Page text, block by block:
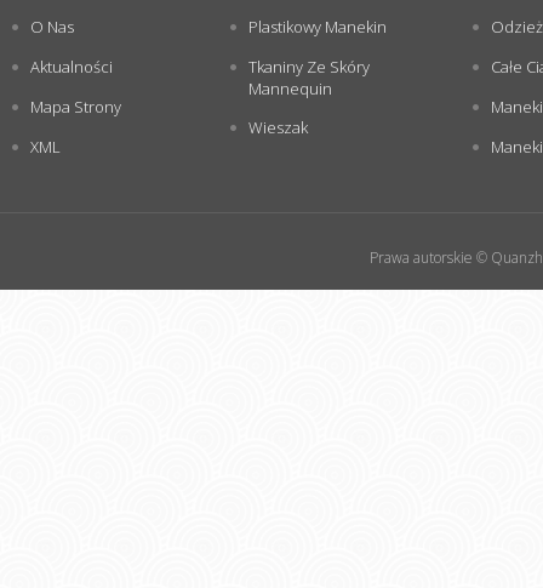
O Nas
Aktualności
Mapa Strony
XML
Plastikowy Manekin
Tkaniny Ze Skóry
Mannequin
Wieszak
Całe
Prawa autorskie ©